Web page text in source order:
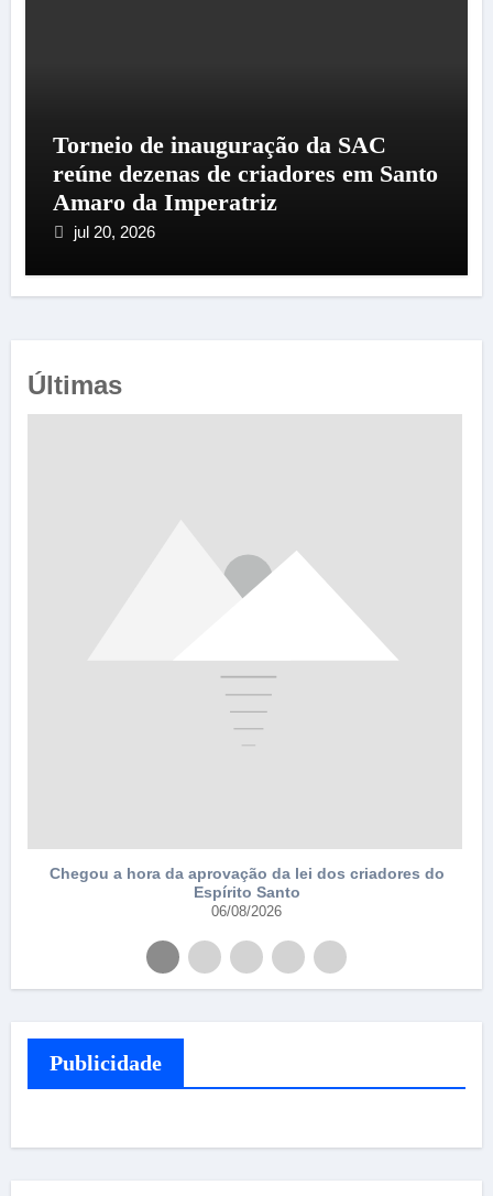
Torneio de inauguração da SAC
reúne dezenas de criadores em Santo
Amaro da Imperatriz
jul 20, 2026
Últimas
Chegou a hora da aprovação da lei dos criadores do
Espírito Santo
06/08/2026
Publicidade